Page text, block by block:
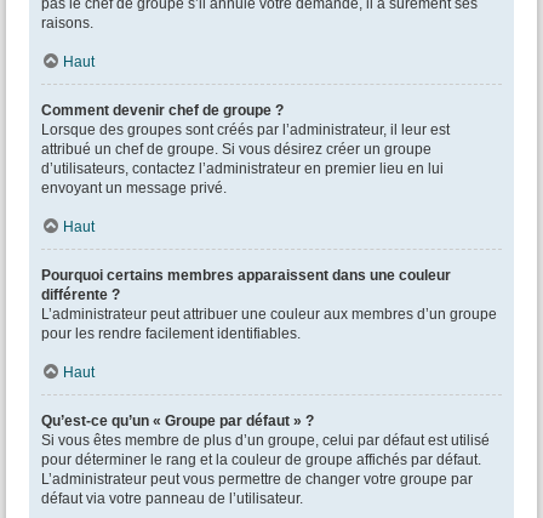
pas le chef de groupe s’il annule votre demande, il a sûrement ses
raisons.
Haut
Comment devenir chef de groupe ?
Lorsque des groupes sont créés par l’administrateur, il leur est
attribué un chef de groupe. Si vous désirez créer un groupe
d’utilisateurs, contactez l’administrateur en premier lieu en lui
envoyant un message privé.
Haut
Pourquoi certains membres apparaissent dans une couleur
différente ?
L’administrateur peut attribuer une couleur aux membres d’un groupe
pour les rendre facilement identifiables.
Haut
Qu’est-ce qu’un « Groupe par défaut » ?
Si vous êtes membre de plus d’un groupe, celui par défaut est utilisé
pour déterminer le rang et la couleur de groupe affichés par défaut.
L’administrateur peut vous permettre de changer votre groupe par
défaut via votre panneau de l’utilisateur.